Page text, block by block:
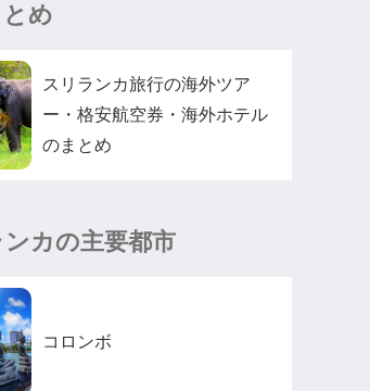
め
スリランカ旅行の海外ツア
ー・格安航空券・海外ホテル
のまとめ
カの主要都市
コロンボ